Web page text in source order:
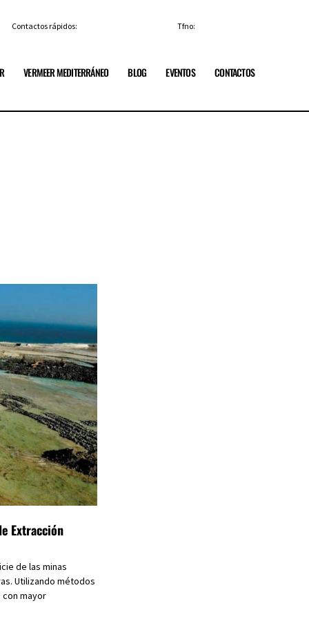
Contactos rápidos: Tfno:
VERMEER MEDITERRÁNEO BLOG EVENTOS CONTACTOS
Extracción
de las minas
Utilizando métodos
mayor